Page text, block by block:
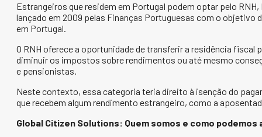
Estrangeiros que residem em Portugal podem optar pelo
lançado em 2009 pelas Finanças Portuguesas com o objetivo
em Portugal.
O RNH oferece a oportunidade de transferir a residência fiscal
diminuir os impostos sobre rendimentos ou até mesmo
e pensionistas.
Neste contexto, essa categoria teria direito à isenção do
que recebem algum rendimento estrangeiro, como a
Global Citizen Solutions: Quem somos e como podemos